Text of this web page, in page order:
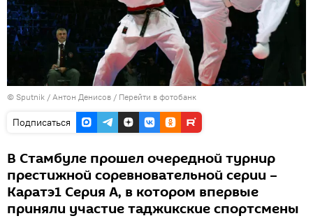
© Sputnik / Антон Денисов / Перейти в фотобанк
Подписаться
В Стамбуле прошел очередной турнир
престижной соревновательной серии –
Каратэ1 Серия А, в котором впервые
приняли участие таджикские спортсмены